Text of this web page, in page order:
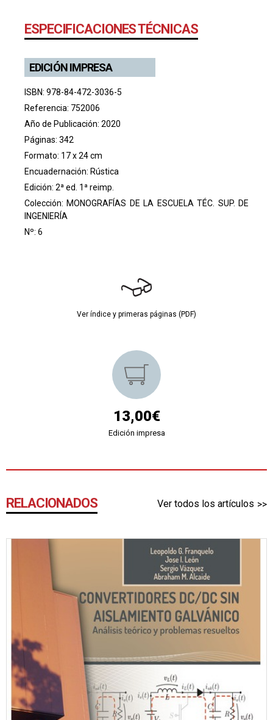
ESPECIFICACIONES TÉCNICAS
EDICIÓN IMPRESA
ISBN: 978-84-472-3036-5
Referencia: 752006
Año de Publicación: 2020
Páginas: 342
Formato: 17 x 24 cm
Encuadernación: Rústica
Edición: 2ª ed. 1ª reimp.
Colección: MONOGRAFÍAS DE LA ESCUELA TÉC. SUP. DE
INGENIERÍA
Nº: 6
Ver índice y primeras páginas (PDF)
13,00€
Edición impresa
RELACIONADOS Ver todos los artículos